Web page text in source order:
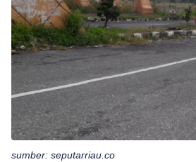
sumber: seputarriau.co